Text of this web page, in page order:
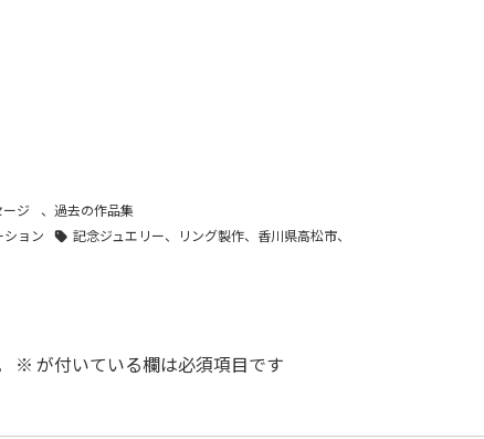
ジ 、 過去の作品集
ション 記念ジュエリー、リング製作、香川県高松市、
※ が付いている欄は必須項目です